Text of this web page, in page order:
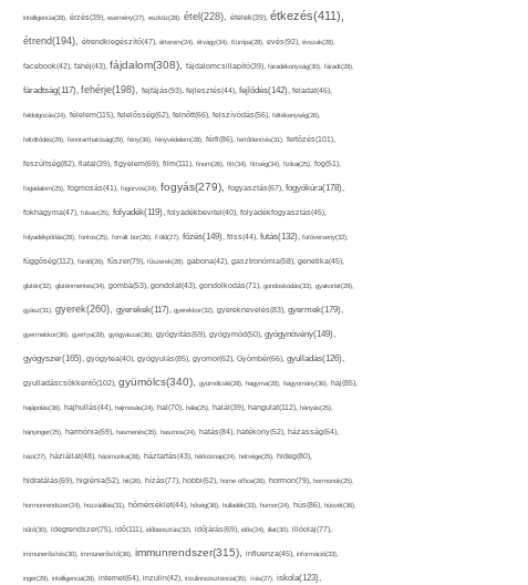
intelligencia(28), érzés(39), esemény(27), eszköz(28), étel(228), ételek(39), étkezés(411),
étrend(194), étrendkiegészítő(47), étterem(24), étvágy(34), Európa(28), evés(92), évszak(28),
facebook(42), fahéj(43), fájdalom(308), fájdalomcsillapító(39), fáradékonyság(30), fáradt(28),
fáradtság(117), fehérje(198), fejfájás(93), fejlesztés(44), fejlődés(142), feladat(46),
feldolgozás(24), félelem(115), felelősség(62), felnőtt(66), felszívódás(56), féltékenység(26),
feltöltődés(29), fenntarthatóság(29), fény(36), fényvédelem(28), férfi(86), fertőtlenítés(31), fertőzés(101),
feszültség(82), fiatal(39), figyelem(69), film(111), finom(26), fitt(34), fittség(34), fizikai(25), fog(51),
fogadalom(25), fogmosás(41), fogorvos(24), fogyás(279), fogyasztás(67), fogyókúra(178),
fokhagyma(47), folsav(25), folyadék(119), folyadékbevitel(40), folyadékfogyasztás(45),
folyadékpótlás(29), fontos(25), forralt bor(26), Föld(27), főzés(149), friss(44), futás(132), futóverseny(32),
függőség(112), fürdő(26), fűszer(79), fűszerek(28), gabona(42), gasztronómia(58), genetika(45),
glutén(32), gluténmentes(34), gomba(53), gondolat(43), gondolkodás(71), gondoskodás(33), gyakorlat(29),
gyász(31), gyerek(260), gyerekek(117), gyerekkor(32), gyereknevelés(83), gyermek(179),
gyermekkor(36), gyertya(28), gyógyászat(36), gyógyítás(69), gyógymód(50), gyógynövény(149),
gyógyszer(165), gyógytea(40), gyógyulás(85), gyomor(62), Gyömbér(66), gyulladás(126),
gyulladáscsökkentő(102), gyümölcs(340), gyümölcslé(28), hagyma(28), hagyomány(36), haj(85),
hajápolás(36), hajhullás(44), hajmosás(24), hal(70), hála(25), halál(39), hangulat(112), hányás(25),
hányinger(25), harmónia(69), hasmenés(35), hasznos(24), hatás(84), hatékony(52), házasság(64),
házi(27), háziállat(48), házimunka(28), háztartás(43), hétköznap(24), hétvége(25), hideg(80),
hidratálás(69), higiénia(52), hit(26), hízás(77), hobbi(62), home office(26), hormon(79), hormonok(25),
hormonrendszer(24), hozzáállás(31), hőmérséklet(44), hőség(36), hulladék(33), humor(24), hús(86), húsvét(36),
hűtő(30), idegrendszer(75), idő(111), időbeosztás(32), időjárás(69), idős(24), illat(30), illóolaj(77),
immunerősítés(30), immunerősítő(36), immunrendszer(315), influenza(45), információ(33),
inger(29), intelligencia(28), internet(64), inzulin(42), inzulinrezisztencia(35), írás(27), iskola(123),